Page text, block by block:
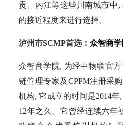
贡、内江等这些川南城市中,
的接近程度来进行选择。
泸州市SCMP首选： 众智商学
众智商学院, 为经中物联官
链管理专家及CPPM注册采
机构, 它成立的时间是2014
12年之久。它曾经连续六年